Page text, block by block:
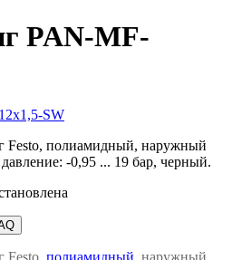
PAN-MF-
полиамидный, наружный
-0,95 ... 19 бар, черный.
полиамидный, наружный